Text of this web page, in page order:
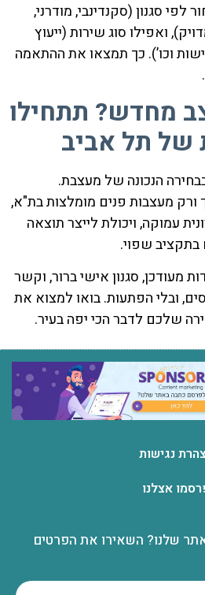
לפי סגנון (סקנדינבי, מודרני,
ואפילו סוג שירות (ייעוץ
וכו’). כך תמצאו את ההתאמה
מחדש? תתחילו
של תל אביב
הנכונה של מעצבת.
מעצבות פנים מומלצות בת"א,
עמוקה, ויכולת לייצר תוצאה
בתקציב שפוי.
מעודכן, סגנון אישי ברור, וקשר
ובלי הפתעות. בואו למצוא את
שלכם לדבר הכי יפה בעיר.
נגישות
אצלנו
שלנו? השאירו את הפרטים